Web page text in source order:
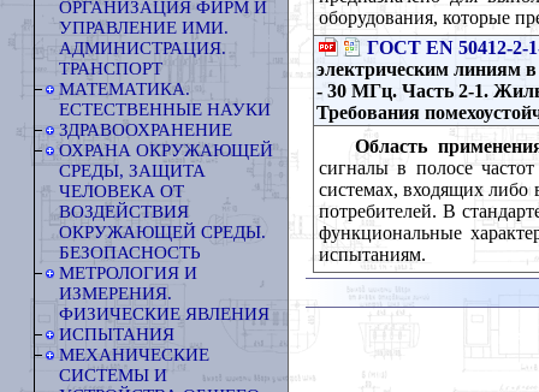
ОРГАНИЗАЦИЯ ФИРМ И
УПРАВЛЕНИЕ ИМИ.
АДМИНИСТРАЦИЯ.
ТРАНСПОРТ
МАТЕМАТИКА.
ЕСТЕСТВЕННЫЕ НАУКИ
ЗДРАВООХРАНЕНИЕ
ОХРАНА ОКРУЖАЮЩЕЙ
СРЕДЫ, ЗАЩИТА
ЧЕЛОВЕКА ОТ
ВОЗДЕЙСТВИЯ
ОКРУЖАЮЩЕЙ СРЕДЫ.
БЕЗОПАСНОСТЬ
МЕТРОЛОГИЯ И
ИЗМЕРЕНИЯ.
ФИЗИЧЕСКИЕ ЯВЛЕНИЯ
ИСПЫТАНИЯ
МЕХАНИЧЕСКИЕ
СИСТЕМЫ И
оборудования, которые
ГОСТ EN 50412-2-
электрическим линиям в
- 30 МГц. Часть 2-1.
Требования
Область
сигналы в полосе
системах, входящих либо
потребителей. В
функциональные
испытаниям.